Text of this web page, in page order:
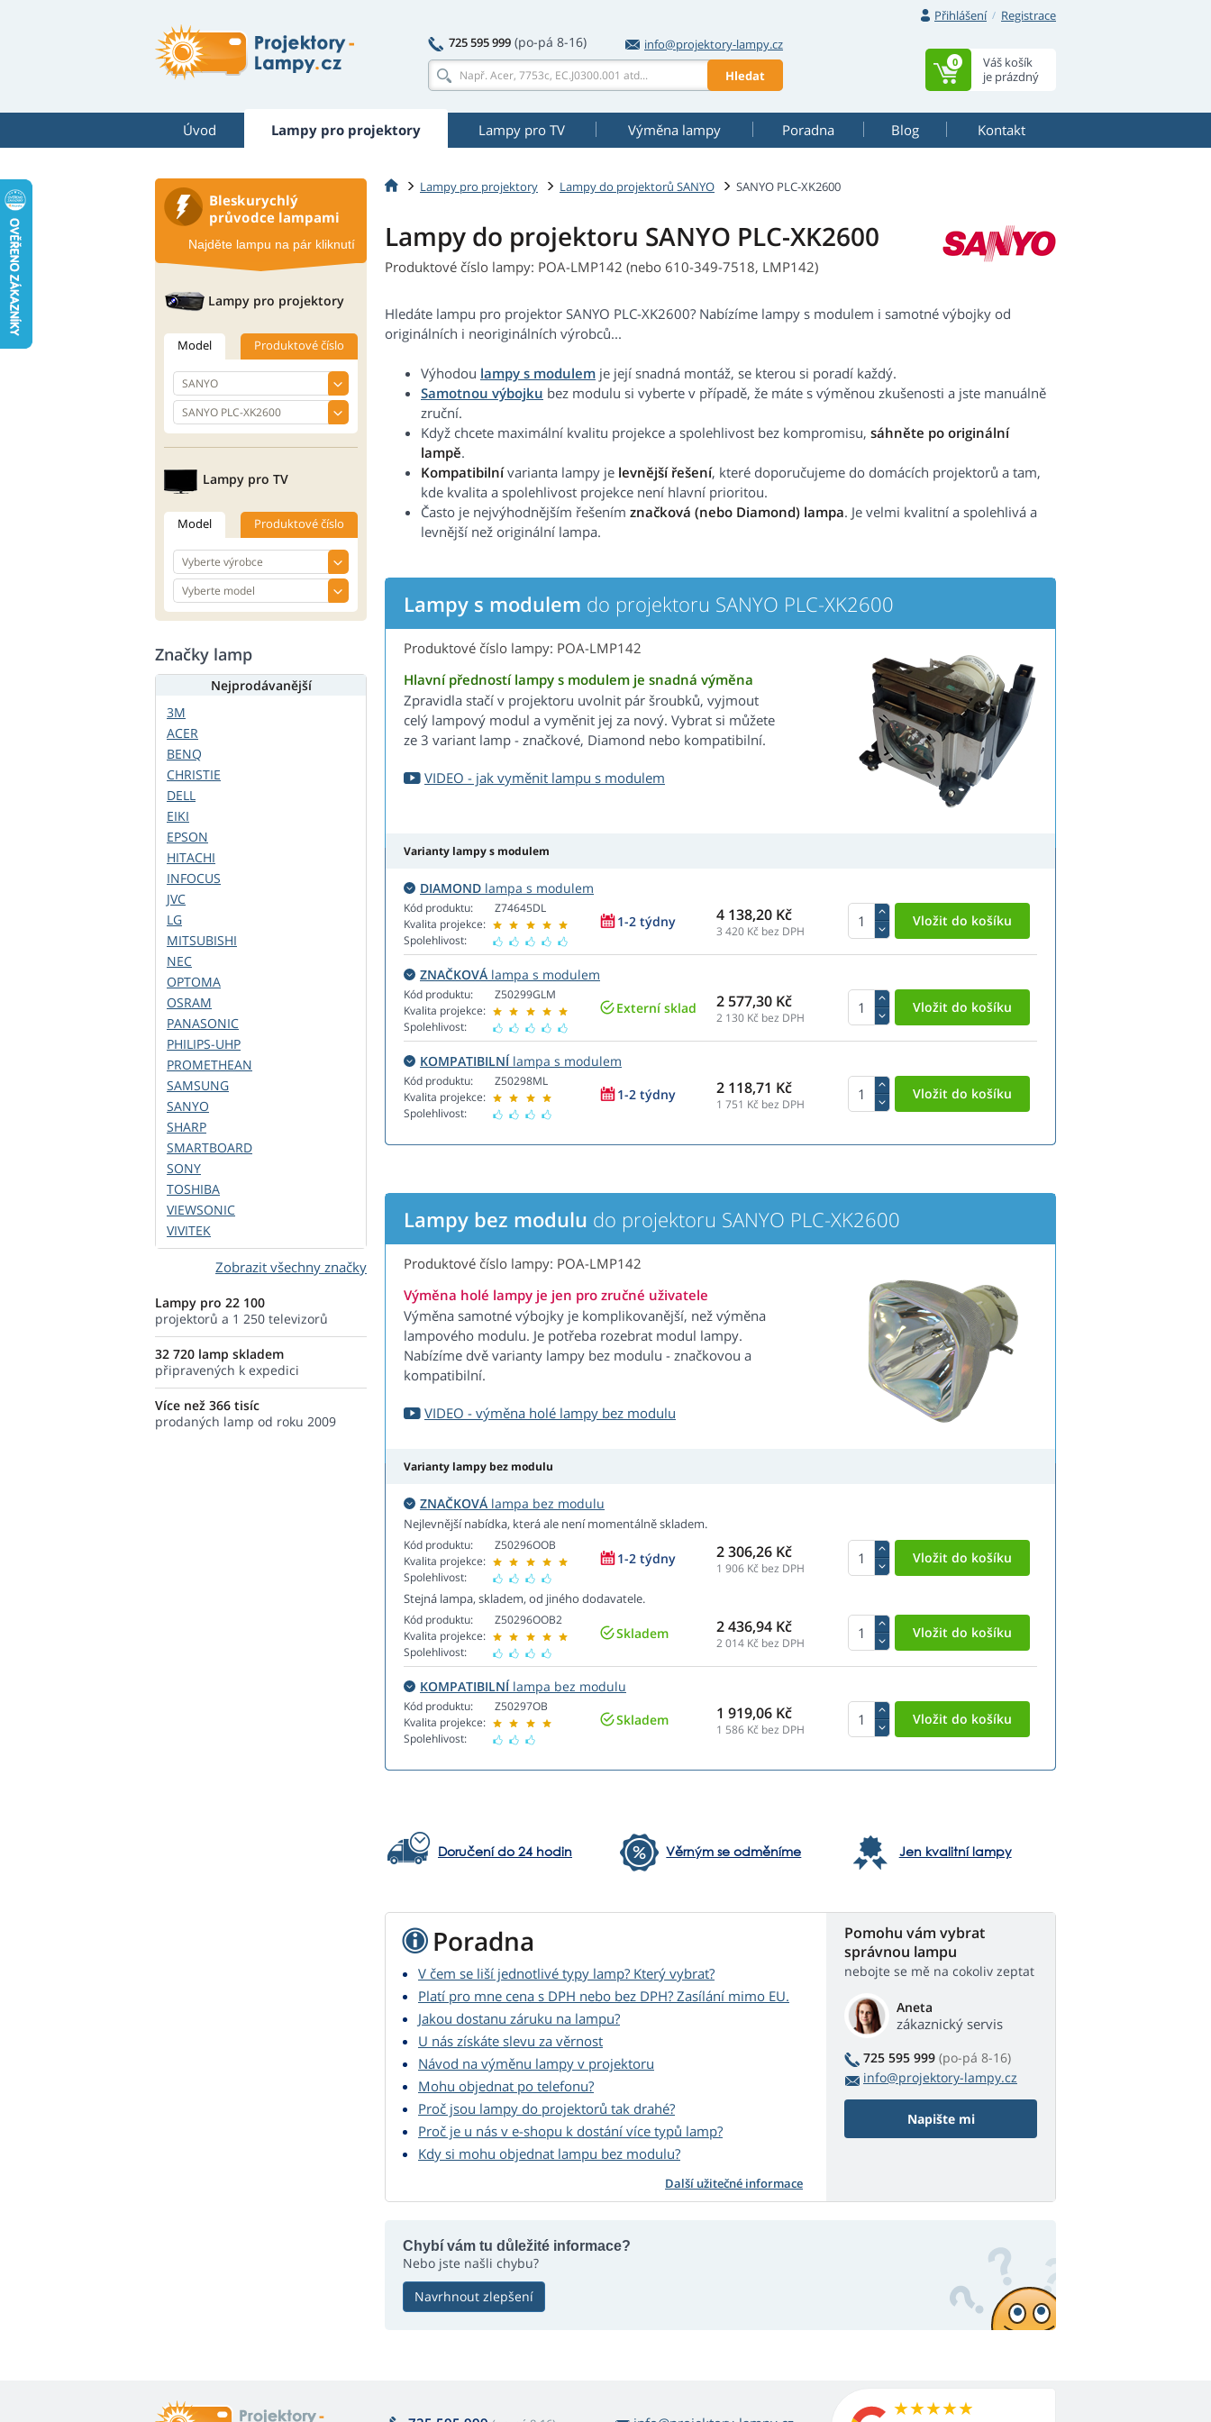
Přihlášení
Registrace
725 595 999 (po-pá 8-16)
info@projektory-lampy.cz
Hledat
Váš košík
je prázdný
0
Úvod Lampy pro projektory Lampy pro TV Výměna lampy Poradna Blog Kontakt
Lampy pro projektory Lampy do projektorů SANYO SANYO PLC-XK2600
Lampy do projektoru SANYO PLC-XK2600
Produktové číslo lampy: POA-LMP142 (nebo 610-349-7518, LMP142)
Hledáte lampu pro projektor SANYO PLC-XK2600? Nabízíme lampy s modulem i samotné výbojky od
originálních i neoriginálních výrobců...
Výhodou lampy s modulem je její snadná montáž, se kterou si poradí každý.
Samotnou výbojku bez modulu si vyberte v případě, že máte s výměnou zkušenosti a jste manuálně
zruční.
Když chcete maximální kvalitu projekce a spolehlivost bez kompromisu, sáhněte po originální
lampě.
Kompatibilnívarianta lampy je levnější řešení, které doporučujeme do domácích projektorů a tam,
kde kvalita a spolehlivost projekce není hlavní prioritou.
Často je nejvýhodnějším řešením značková (nebo Diamond) lampa. Je velmi kvalitní a spolehlivá a
levnější než originální lampa.
Lampy s modulem do projektoru SANYO PLC-XK2600
Produktové číslo lampy: POA-LMP142
Hlavní předností lampy s modulem je snadná výměna
Zpravidla stačí v projektoru uvolnit pár šroubků, vyjmout
celý lampový modul a vyměnit jej za nový. Vybrat si můžete
ze 3 variant lamp - značkové, Diamond nebo kompatibilní.
VIDEO - jak vyměnit lampu s modulem
Varianty lampy s modulem
DIAMOND lampa s modulem
Kód produktu:
Kvalita projekce:
Spolehlivost:
Z74645DL
1-2 týdny 4 138,20 Kč
3 420 Kč bez DPH
ZNAČKOVÁ lampa s modulem
Kód produktu:
Kvalita projekce:
Spolehlivost:
Z50299GLM
Externí sklad 2 577,30 Kč
2 130 Kč bez DPH
KOMPATIBILNÍlampa s modulem
Kód produktu:
Kvalita projekce:
Spolehlivost:
Z50298ML
1-2 týdny 2 118,71 Kč
1 751 Kč bez DPH
Lampy bez modulu do projektoru SANYO PLC-XK2600
Produktové číslo lampy: POA-LMP142
Výměna holé lampy je jen pro zručné uživatele
Výměna samotné výbojky je komplikovanější, než výměna
lampového modulu. Je potřeba rozebrat modul lampy.
Nabízíme dvě varianty lampy bez modulu - značkovou a
kompatibilní.
VIDEO - výměna holé lampy bez modulu
Varianty lampy bez modulu
ZNAČKOVÁ lampa bez modulu
Nejlevnější nabídka, která ale není momentálně skladem.
Kód produktu:
Kvalita projekce:
Spolehlivost:
Z50296OOB
1-2 týdny 2 306,26 Kč
1 906 Kč bez DPH
Stejná lampa, skladem, od jiného dodavatele.
Kód produktu:
Kvalita projekce:
Spolehlivost:
Z50296OOB2
Skladem 2 436,94 Kč
2 014 Kč bez DPH
KOMPATIBILNÍlampa bez modulu
Kód produktu:
Kvalita projekce:
Spolehlivost:
Z50297OB
Skladem 1 919,06 Kč
1 586 Kč bez DPH
Doručení do 24 hodin Věrným se odměníme Jen kvalitní lampy
Poradna
V čem se liší jednotlivé typy lamp? Který vybrat?
Platí pro mne cena s DPH nebo bez DPH? Zasílání mimo EU.
Jakou dostanu záruku na lampu?
U nás získáte slevu za věrnost
Návod na výměnu lampy v projektoru
Mohu objednat po telefonu?
Proč jsou lampy do projektorů tak drahé?
Proč je u nás v e-shopu k dostání více typů lamp?
Kdy si mohu objednat lampu bez modulu?
Další užitečné informace
Pomohu vám vybrat
správnou lampu
nebojte se mě na cokoliv zeptat
Aneta
zákaznický servis
725 595 999 (po-pá 8-16)
info@projektory-lampy.cz
Napište mi
Chybí vám tu důležité informace?
Nebo jste našli chybu?
Navrhnout zlepšení
Bleskurychlý
průvodce lampami
Najděte lampu na pár kliknutí
Lampy pro projektory
Model Produktové číslo
Lampy pro TV
Model Produktové číslo
Značky lamp
Nejprodávanější
3M
ACER
BENQ
CHRISTIE
DELL
EIKI
EPSON
HITACHI
INFOCUS
JVC
LG
MITSUBISHI
NEC
OPTOMA
OSRAM
PANASONIC
PHILIPS-UHP
PROMETHEAN
SAMSUNG
SANYO
SHARP
SMARTBOARD
SONY
TOSHIBA
VIEWSONIC
VIVITEK
Zobrazit všechny značky
Lampy pro 22 100
projektorů a 1 250 televizorů
32 720 lamp skladem
připravených k expedici
Více než 366 tisíc
prodaných lamp od roku 2009